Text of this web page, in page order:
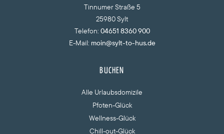
Tinnumer Straße 5
25980 Sylt
Telefon: 04651 8360 900
E-Mail: moin@sylt-to-hus.de
BUCHEN
Alle Urlaubsdomizile
Pfoten-Glück
Wellness-Glück
Chill-out-Glück